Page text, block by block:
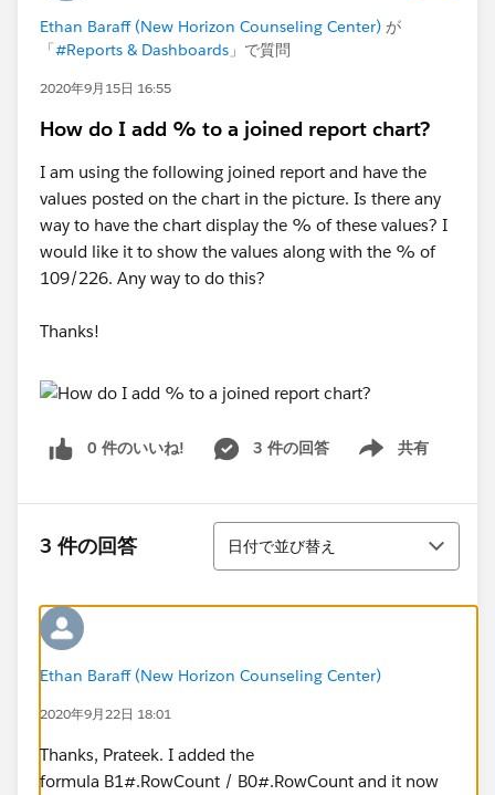
Ethan Baraff (New Horizon Counseling Center) が
「#Reports & Dashboards 」で質問
2020年9月15日 16:55
How do I add % to a joined report chart?
I am using the following joined report and have the
values posted on the chart in the picture. Is there any
way to have the chart display the % of these values? I
would like it to show the values along with the % of
109/226. Any way to do this?
Thanks!
0 件のいいね! 3 件の回答 共有
Show menu
3 件の回答
並び替え
日付で並び替え
Ethan Baraff (New Horizon Counseling Center)
2020年9月22日 18:01
Thanks, Prateek. I added the
formula B1#.RowCount / B0#.RowCount and it now